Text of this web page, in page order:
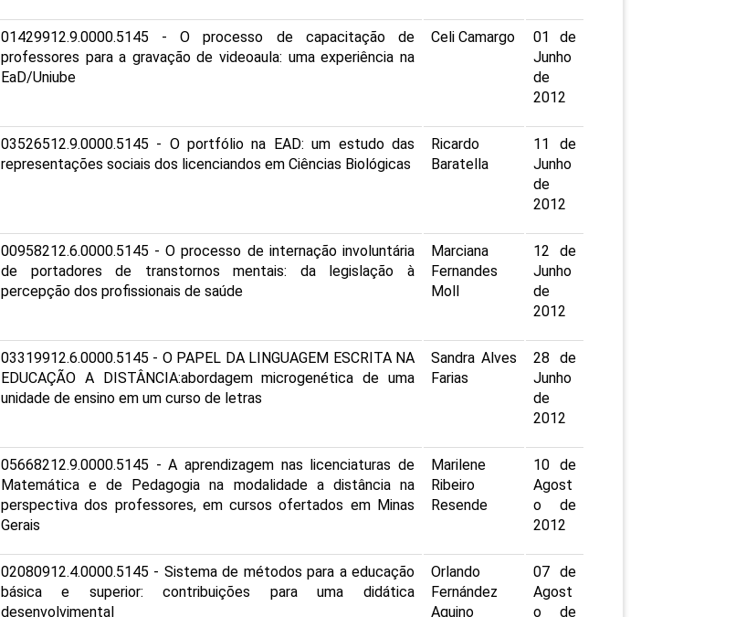
01429912.9.0000.5145 - O processo de capacitação de
professores para a gravação de videoaula: uma experiência na
EaD/Uniube
Celi Camargo
01 de
Junho
de
2012
03526512.9.0000.5145 - O portfólio na EAD: um estudo das
representações sociais dos licenciandos em Ciências Biológicas
Ricardo
Baratella
11 de
Junho
de
2012
00958212.6.0000.5145 - O processo de internação involuntária
de portadores de transtornos mentais: da legislação à
percepção dos profissionais de saúde
Marciana
Fernandes
Moll
12 de
Junho
de
2012
03319912.6.0000.5145 - O PAPEL DA LINGUAGEM ESCRITA NA
EDUCAÇÃO A DISTÂNCIA:abordagem microgenética de uma
unidade de ensino em um curso de letras
Sandra Alves
Farias
28 de
Junho
de
2012
05668212.9.0000.5145 - A aprendizagem nas licenciaturas de
Matemática e de Pedagogia na modalidade a distância na
perspectiva dos professores, em cursos ofertados em Minas
Gerais
Marilene
Ribeiro
Resende
10 de
Agost
o de
2012
02080912.4.0000.5145 - Sistema de métodos para a educação
básica e superior: contribuições para uma didática
desenvolvimental
Orlando
Fernández
Aquino
07 de
Agost
o de